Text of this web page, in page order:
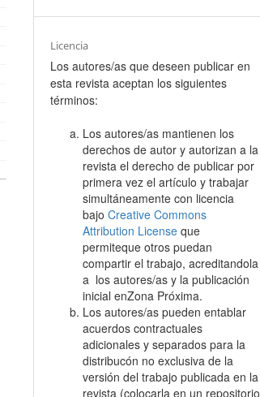
Licencia
Los autores/as que deseen publicar en
esta revista aceptan los siguientes
términos:
Los autores/as mantienen los
derechos de autor y autorizan a la
revista el derecho de publicar por
primera vez el artículo y trabajar
simultáneamente con licencia
bajoCreative Commons
Attribution License que
permiteque otros puedan
compartir el trabajo, acreditandola
a los autores/as y la publicación
inicial enZona Próxima.
Los autores/as pueden entablar
acuerdos contractuales
adicionales y separados para la
distribucón no exclusiva de la
versión del trabajo publicada en la
revista (colocarla en un repositorio